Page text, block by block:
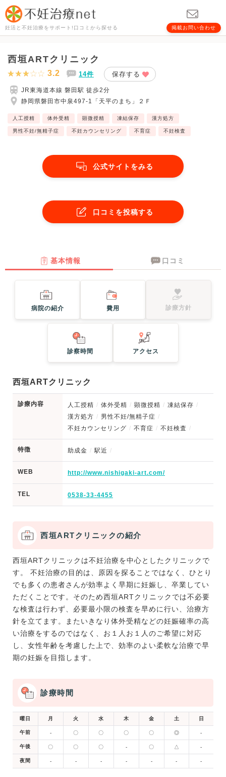
妊活と不妊治療をサポート!口コミから探せる 掲載お問い合わせ
西垣ARTクリニック
3.2 14件 保存する
JR東海道本線 磐田駅 徒歩2分
静岡県磐田市中泉497-1「天平のまち」２Ｆ
人工授精 体外受精 顕微授精 凍結保存 漢方処方
男性不妊/無精子症 不妊カウンセリング 不育症 不妊検査
公式サイトをみる
口コミを投稿する
基本情報 口コミ
病院の紹介 費用 診療方針
診察時間 アクセス
西垣ARTクリニック
診療内容 人工授精 体外受精 顕微授精
凍結保存
漢方処方
男性不妊/無精子症
不妊カウンセリング
不育症 不妊検査
特徴 助成金 駅近
WEB http://www.nishigaki-art.com/
TEL 0538-33-4455
西垣ARTクリニックの紹介
西垣ARTクリニックは不妊治療を中心としたクリニックで
す。 不妊治療の目的は、原因を探ることではなく、ひとり
でも多くの患者さんが効率よく早期に妊娠し、卒業してい
ただくことです。そのため西垣ARTクリニックでは不必要
な検査は行わず、必要最小限の検査を早めに行い、治療方
針を立てます。またいきなり体外受精などの妊娠確率の高
い治療をするのではなく、お１人お１人のご希望に対応
し、女性年齢を考慮した上で、効率のよい柔軟な治療で早
期の妊娠を目指します。
診療時間
曜日 月 火 水 木 金 土 日
午前 - 〇 〇 〇 〇 ◎ -
午後 〇 〇 〇 - 〇 △ -
夜間 - - - - - - -